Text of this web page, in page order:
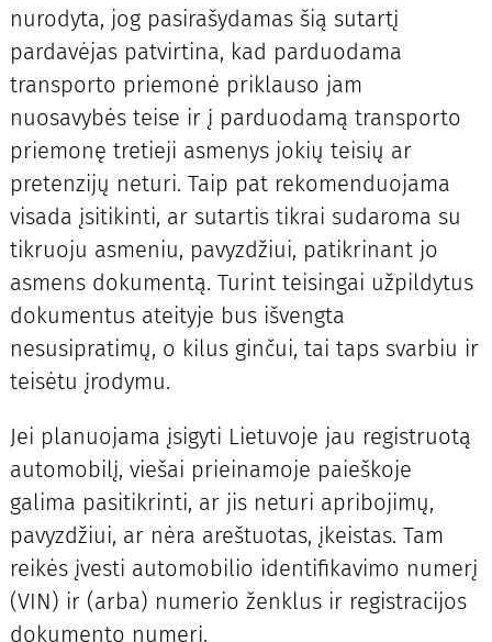
nurodyta, jog pasirašydamas šią sutartį
pardavėjas patvirtina, kad parduodama
transporto priemonė priklauso jam
nuosavybės teise ir į parduodamą transporto
priemonę tretieji asmenys jokių teisių ar
pretenzijų neturi. Taip pat rekomenduojama
visada įsitikinti, ar sutartis tikrai sudaroma su
tikruoju asmeniu, pavyzdžiui, patikrinant jo
asmens dokumentą. Turint teisingai užpildytus
dokumentus ateityje bus išvengta
nesusipratimų, o kilus ginčui, tai taps svarbiu ir
teisėtu įrodymu.
Jei planuojama įsigyti Lietuvoje jau registruotą
automobilį, viešai prieinamoje paieškoje
galima pasitikrinti, ar jis neturi apribojimų,
pavyzdžiui, ar nėra areštuotas, įkeistas. Tam
reikės įvesti automobilio identifikavimo numerį
(VIN) ir (arba) numerio ženklus ir registracijos
dokumento numerį.